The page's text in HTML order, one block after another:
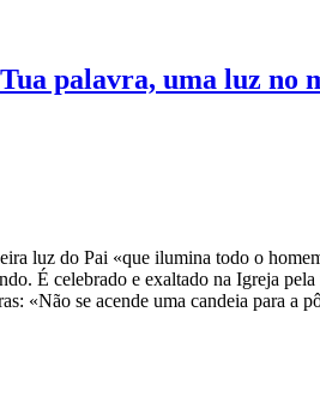
palavra, uma luz no
luz do Pai «que ilumina todo o
É celebrado e exaltado na Igreja
«Não se acende uma candeia para a